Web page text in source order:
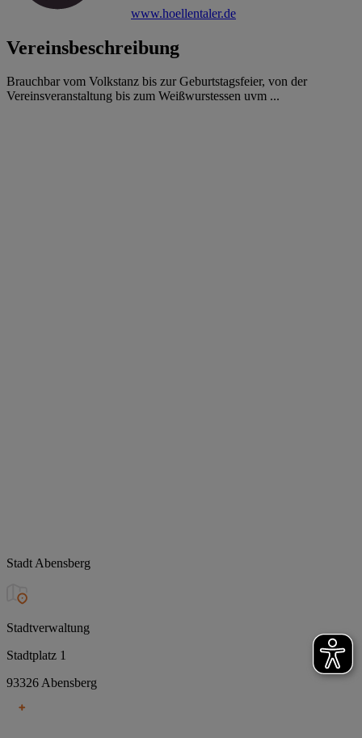
www.hoellentaler.de
Vereinsbeschreibung
Brauchbar vom Volkstanz bis zur Geburtstagsfeier, von der
Vereinsveranstaltung bis zum Weißwurstessen uvm ...
Stadt Abensberg
Stadtverwaltung
Stadtplatz 1
93326 Abensberg